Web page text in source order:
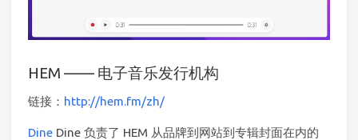
HEM —— 电子音乐发行机构
链接： http://hem.fm/zh/
Dine Dine 负责了 HEM 从品牌到网站到专辑封面在内的